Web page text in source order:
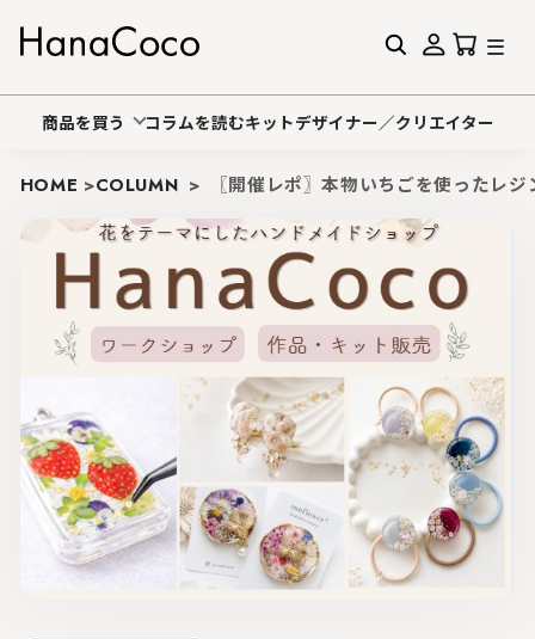
商品を買う コラムを読むキットデザイナー／クリエイター
HOME >COLUMN > 〖開催レポ〗本物いちごを使ったレ